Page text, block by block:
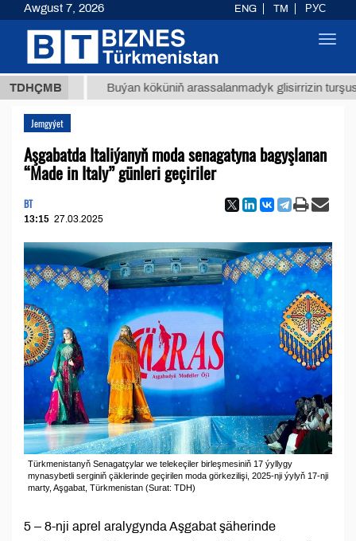
TDHÇMB Buýan köküniň arassalanmadyk glisirrizin turşusy (t.)
Jemgyýet
Aşgabatda Italiýanyň moda senagatyna bagyşlanan
“Made in Italy” günleri geçiriler
BT
13:15 27.03.2025
Türkmenistanyň Senagatçylar we telekeçiler birleşmesiniň 17 ýyllygy
mynasybetli serginiň çäklerinde geçirilen moda görkezilişi, 2025-nji ýylyň 17-nji
marty, Aşgabat, Türkmenistan (Surat: TDH)
5 – 8-nji aprel aralygynda Aşgabat şäherinde
Awgust 7, 2026 ENG TM РУС